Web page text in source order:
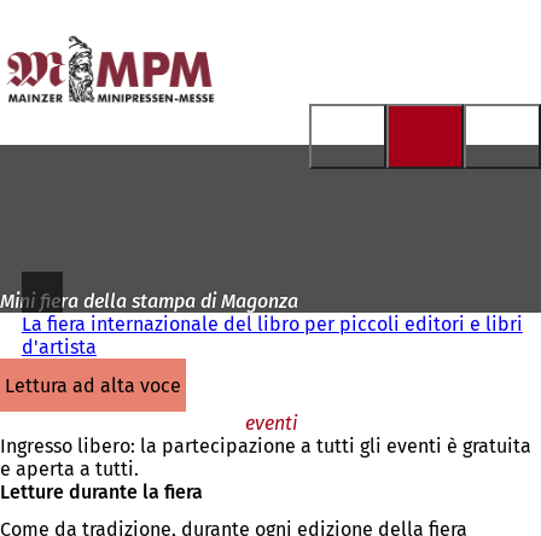
Vai al contenuto
iniziale
Mini fiera della stampa di Magonza
La fiera internazionale del libro per piccoli editori e libri
d'artista
lettura ad alta voce
eventi
Ingresso libero: la partecipazione a tutti gli eventi è gratuita
e aperta a tutti.
Letture durante la fiera
Come da tradizione, durante ogni edizione della fiera